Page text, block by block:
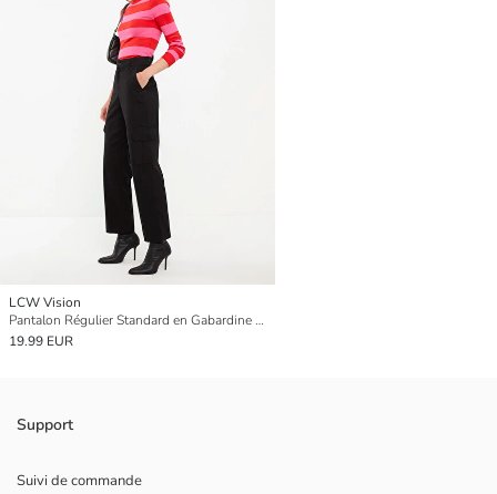
LCW Vision
Pantalon Régulier Standard en Gabardine pour Femmes
19.99 EUR
Support
Suivi de commande